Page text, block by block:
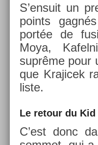
S’en­suit un
points
portée de
Moya,
suprême pour
que Krajicek
liste.
Le re­tour du Kid
C’est donc